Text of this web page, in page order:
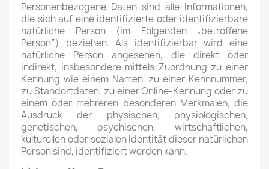
Personenbezogene Daten sind alle Informationen,
die sich auf eine identifizierte oder identifizierbare
natürliche Person (im Folgenden „betroffene
Person“) beziehen. Als identifizierbar wird eine
natürliche Person angesehen, die direkt oder
indirekt, insbesondere mittels Zuordnung zu einer
Kennung wie einem Namen, zu einer Kennnummer,
zu Standortdaten, zu einer Online-Kennung oder zu
einem oder mehreren besonderen Merkmalen, die
Ausdruck der physischen, physiologischen,
genetischen, psychischen, wirtschaftlichen,
kulturellen oder sozialen Identität dieser natürlichen
Person sind, identifiziert werden kann.